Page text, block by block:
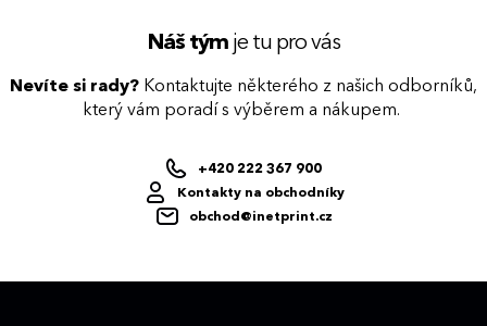
Náš týmje tu pro vás
Nevíte si rady? Kontaktujte některého z našich odborníků,
který vám poradí s výběrem a nákupem.
+420 222 367 900
Kontakty na obchodníky
obchod@inetprint.cz